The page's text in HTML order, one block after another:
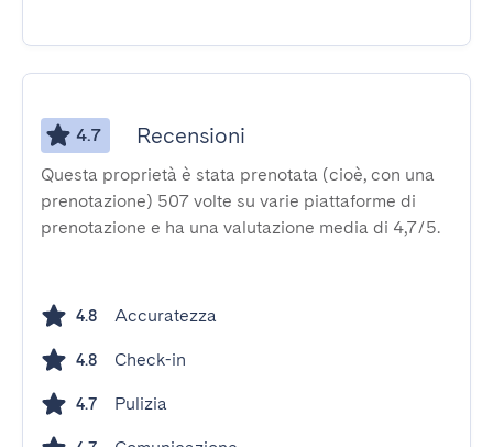
4.7 Recensioni
Questa proprietà è stata prenotata (cioè, con una
prenotazione) 507 volte su varie piattaforme di
prenotazione e ha una valutazione media di 4,7/5.
4.8 Accuratezza
4.8 Check-in
4.7 Pulizia